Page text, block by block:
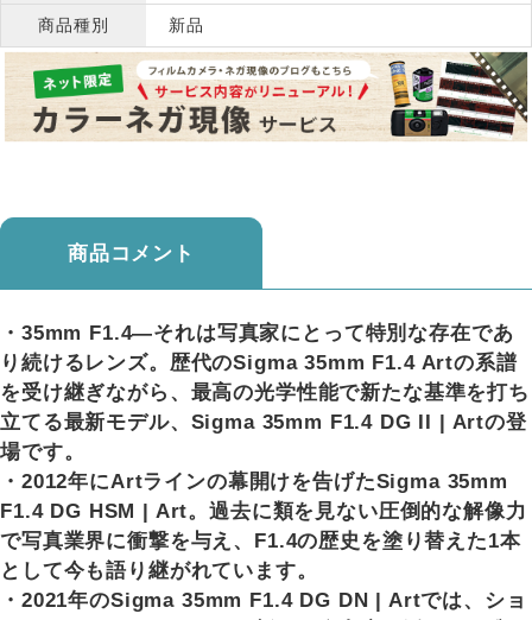
商品種別 新品
商品コメント
・35mm F1.4―それは写真家にとって特別な存在であ
り続けるレンズ。歴代のSigma 35mm F1.4 Artの系譜
を受け継ぎながら、最高の光学性能で新たな基準を打ち
立てる最新モデル、Sigma 35mm F1.4 DG II | Artの登
場です。
・2012年にArtラインの幕開けを告げたSigma 35mm
F1.4 DG HSM | Art。過去に類を見ない圧倒的な解像力
で写真業界に衝撃を与え、F1.4の歴史を塗り替えた1本
として今も語り継がれています。
・2021年のSigma 35mm F1.4 DG DN | Artでは、ショ